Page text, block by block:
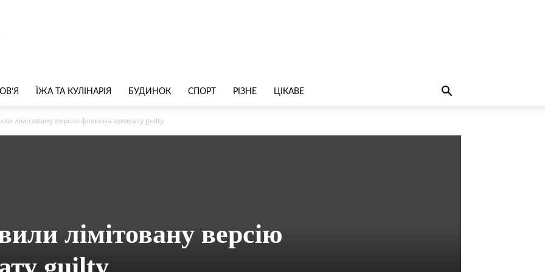
ЇЖА ТА КУЛІНАРІЯ БУДИНОК СПОРТ РІЗНЕ ЦІКАВЕ
лімітовану версію флакона аромату guilty
лімітовану версію